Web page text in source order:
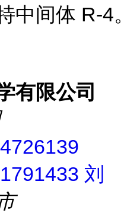
中间体 R-4。
有限公司
刘